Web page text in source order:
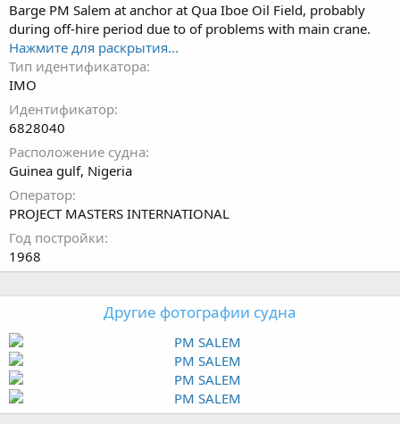
и
Barge PM Salem at anchor at Qua Iboe Oil Field, probably
during off-hire period due to of problems with main crane.
Нажмите для раскрытия...
Тип идентификатора
IMO
Идентификатор
6828040
Расположение судна
Guinea gulf, Nigeria
Оператор
PROJECT MASTERS INTERNATIONAL
Год постройки
1968
Другие фотографии судна